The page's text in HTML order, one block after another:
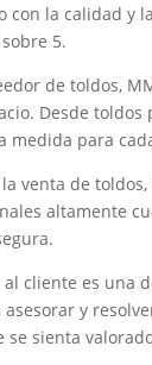
con la calidad y
5.
de toldos,
Desde toldos
medida para
venta de
altamente
al cliente es una
asesorar y
se sienta